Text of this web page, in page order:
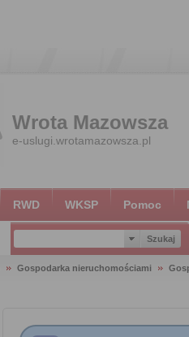
Wrota Mazowsza
e-uslugi.wrotamazowsza.pl
RWD WKSP Pomoc
Gospodarka nieruchomościami